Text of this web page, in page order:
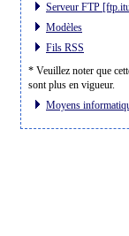
Serveur FTP
Modèles
Fils RSS
* Veuillez noter que
sont plus en vigueur.
Moyens